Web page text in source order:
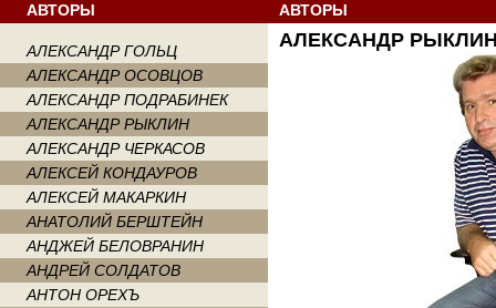
АВТОРЫ
АЛЕКСАНДР ГОЛЬЦ
АЛЕКСАНДР ОСОВЦОВ
АЛЕКСАНДР ПОДРАБИНЕК
АЛЕКСАНДР РЫКЛИН
АЛЕКСАНДР ЧЕРКАСОВ
АЛЕКСЕЙ КОНДАУРОВ
АЛЕКСЕЙ МАКАРКИН
АНАТОЛИЙ БЕРШТЕЙН
АНДЖЕЙ БЕЛОВРАНИН
АНДРЕЙ СОЛДАТОВ
АНТОН ОРЕХЪ
АВТОРЫ
АЛЕКСАНДР